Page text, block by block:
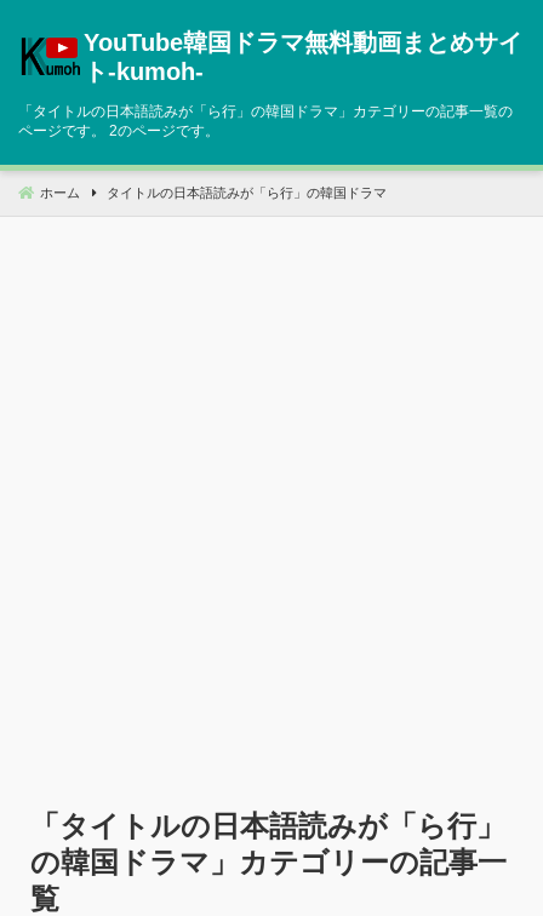
移
YouTube韓国ドラマ無料動画まとめサイ
ト‐kumoh‐
「タイトルの日本語読みが「ら行」の韓国ドラマ」カテゴリーの記事一覧の
ページです。 2のページです。
ホーム タイトルの日本語読みが「ら行」の韓国ドラマ
「タイトルの日本語読みが「ら行」
の韓国ドラマ」カテゴリーの記事一
覧